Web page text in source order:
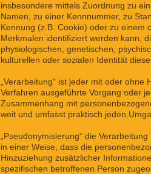
insbesondere mittels Zuordnung zu
Namen, zu einer Kennnummer, zu
Kennung (z.B. Cookie) oder zu einem
Merkmalen identifiziert werden kann,
physiologischen, genetischen,
kulturellen oder sozialen Identität
„Verarbeitung“ ist jeder mit oder ohne
Verfahren ausgeführte Vorgang oder
Zusammenhang mit
weit und umfasst praktisch jeden
„Pseudonymisierung“ die
in einer Weise, dass die
Hinzuziehung zusätzlicher
spezifischen betroffenen Person